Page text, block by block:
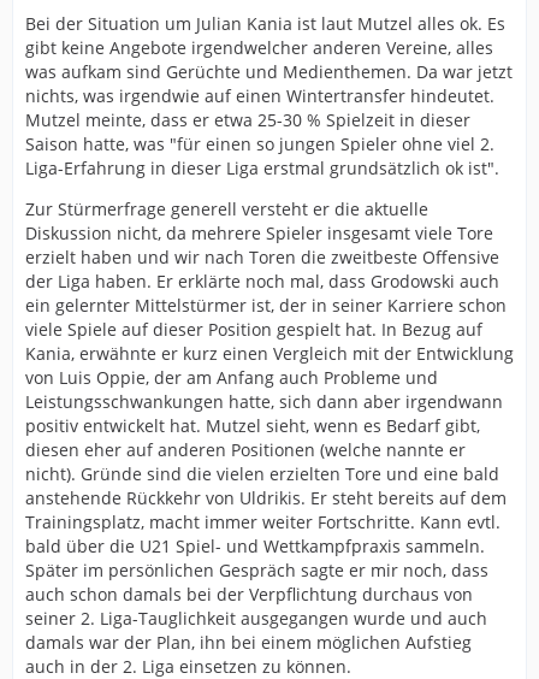
Bei der Situation um Julian Kania ist laut Mutzel alles ok. Es
gibt keine Angebote irgendwelcher anderen Vereine, alles
was aufkam sind Gerüchte und Medienthemen. Da war jetzt
nichts, was irgendwie auf einen Wintertransfer hindeutet.
Mutzel meinte, dass er etwa 25-30 % Spielzeit in dieser
Saison hatte, was "für einen so jungen Spieler ohne viel 2.
Liga-Erfahrung in dieser Liga erstmal grundsätzlich ok ist".
Zur Stürmerfrage generell versteht er die aktuelle
Diskussion nicht, da mehrere Spieler insgesamt viele Tore
erzielt haben und wir nach Toren die zweitbeste Offensive
der Liga haben. Er erklärte noch mal, dass Grodowski auch
ein gelernter Mittelstürmer ist, der in seiner Karriere schon
viele Spiele auf dieser Position gespielt hat. In Bezug auf
Kania, erwähnte er kurz einen Vergleich mit der Entwicklung
von Luis Oppie, der am Anfang auch Probleme und
Leistungsschwankungen hatte, sich dann aber irgendwann
positiv entwickelt hat. Mutzel sieht, wenn es Bedarf gibt,
diesen eher auf anderen Positionen (welche nannte er
nicht). Gründe sind die vielen erzielten Tore und eine bald
anstehende Rückkehr von Uldrikis. Er steht bereits auf dem
Trainingsplatz, macht immer weiter Fortschritte. Kann evtl.
bald über die U21 Spiel- und Wettkampfpraxis sammeln.
Später im persönlichen Gespräch sagte er mir noch, dass
auch schon damals bei der Verpflichtung durchaus von
seiner 2. Liga-Tauglichkeit ausgegangen wurde und auch
damals war der Plan, ihn bei einem möglichen Aufstieg
auch in der 2. Liga einsetzen zu können.